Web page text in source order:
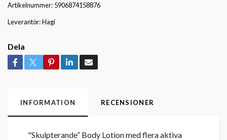
Artikelnummer: 5906874158876
Leverantör:Hagi
Dela
INFORMATION RECENSIONER
"Skulpterande” Body Lotion med flera aktiva